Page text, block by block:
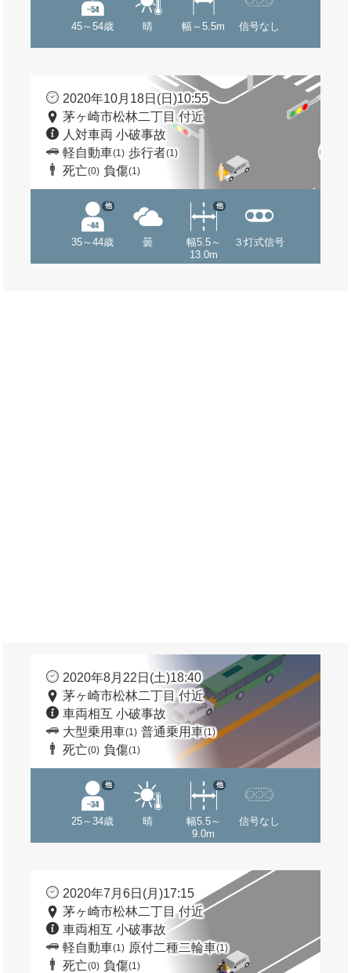
45～54歳 晴 幅～5.5m 信号なし
2020年10月18日(日)10:55
茅ヶ崎市松林二丁目 付近
人対車両 小破事故
軽自動車(1) 歩行者(1)
死亡(0) 負傷(1)
35～44歳
他
曇
幅5.5～
13.0m
他
３灯式信号
2020年8月22日(土)18:40
茅ヶ崎市松林二丁目 付近
車両相互 小破事故
大型乗用車(1) 普通乗用車(1)
死亡(0) 負傷(1)
25～34歳
他
晴
幅5.5～
9.0m
他
信号なし
2020年7月6日(月)17:15
茅ヶ崎市松林二丁目 付近
車両相互 小破事故
軽自動車(1) 原付二種二輪車(1)
死亡(0) 負傷(1)